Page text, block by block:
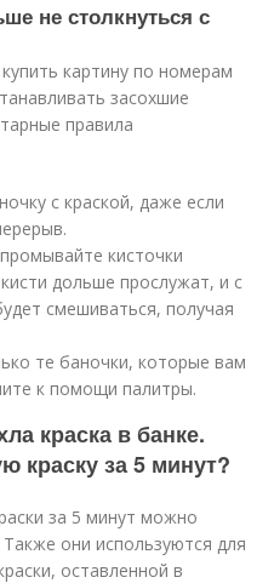
не столкнуться с
картину по номерам
засохшие
правила
с краской, даже если
кисточки
дольше прослужат, и с
смешиваться, получая
те баночки, которые вам
к помощи палитры.
краска в банке.
краску за 5 минут?
за 5 минут можно
они используются для
оставленной в